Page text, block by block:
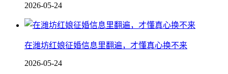
2026-05-24
在潍坊红娘征婚信息里翻遍，才懂真心换不来
2026-05-24